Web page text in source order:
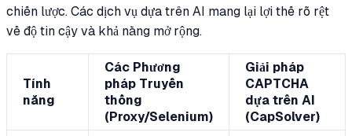
chiến lược. Các dịch vụ dựa trên AI mang lại lợi thế rõ rệt
về độ tin cậy và khả năng mở rộng.
Tính
năng
Các Phương
pháp Truyền
thống
(Proxy/Selenium)
Giải pháp
CAPTCHA
dựa trên AI
(CapSolver)